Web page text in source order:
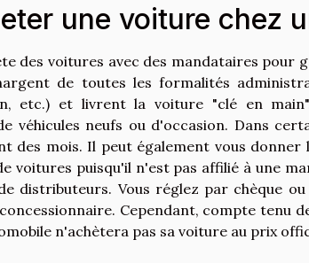
une voiture chez
des voitures avec des mandataires pour
de toutes les formalités
etc.) et livrent la voiture "clé en
véhicules neufs ou d'occasion. Dans
des mois. Il peut également vous
voitures puisqu'il n'est pas affilié à une
distributeurs. Vous réglez par chèque
Cependant, compte tenu
n'achètera pas sa voiture au prix